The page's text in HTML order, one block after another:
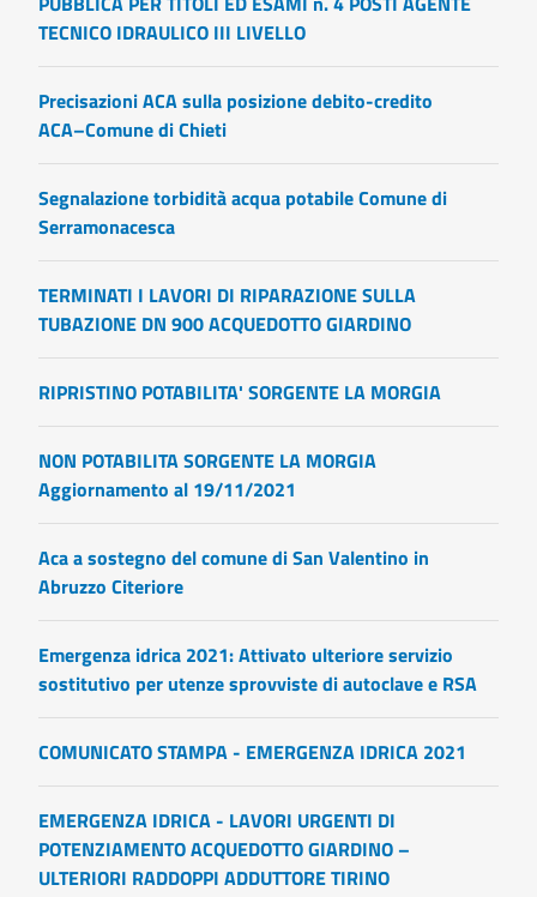
TECNICO IDRAULICO III LIVELLO
Precisazioni ACA sulla posizione debito-credito
ACA–Comune di Chieti
Segnalazione torbidità acqua potabile Comune di
Serramonacesca
TERMINATI I LAVORI DI RIPARAZIONE SULLA
TUBAZIONE DN 900 ACQUEDOTTO GIARDINO
RIPRISTINO POTABILITA' SORGENTE LA MORGIA
NON POTABILITA SORGENTE LA MORGIA
Aggiornamento al 19/11/2021
Aca a sostegno del comune di San Valentino in
Abruzzo Citeriore
Emergenza idrica 2021: Attivato ulteriore servizio
sostitutivo per utenze sprovviste di autoclave e RSA
COMUNICATO STAMPA - EMERGENZA IDRICA 2021
EMERGENZA IDRICA - LAVORI URGENTI DI
POTENZIAMENTO ACQUEDOTTO GIARDINO –
ULTERIORI RADDOPPI ADDUTTORE TIRINO